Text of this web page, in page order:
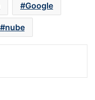
Google
nube